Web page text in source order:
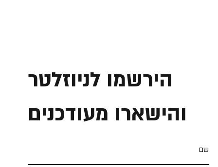
הירשמו לניוזלטר
והישארו מעודכנים